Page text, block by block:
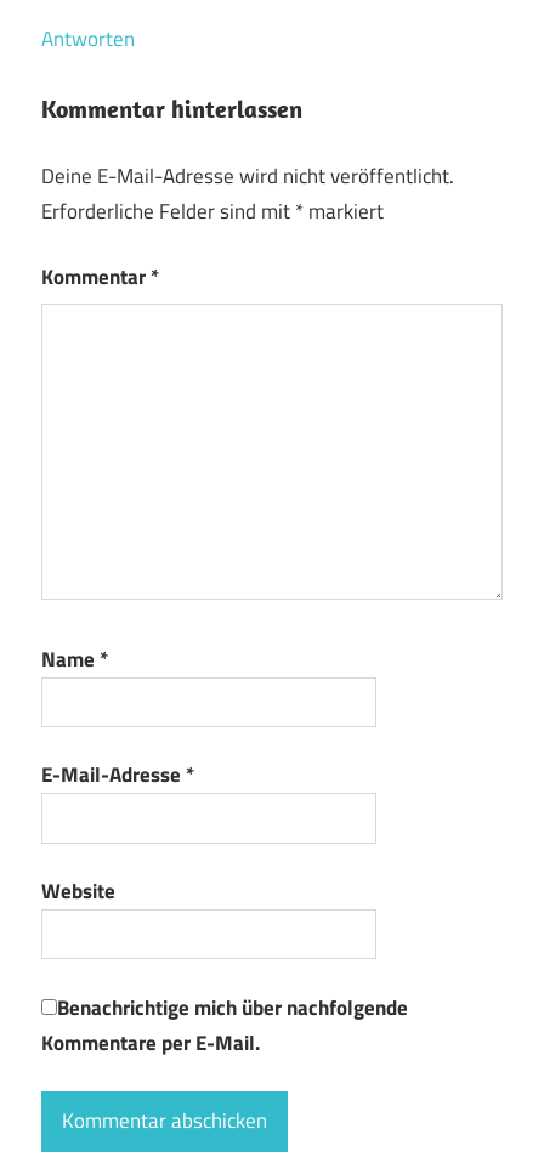
Antworten
Kommentar hinterlassen
Deine E-Mail-Adresse wird nicht veröffentlicht.
Erforderliche Felder sind mit*markiert
Kommentar*
Name *
E-Mail-Adresse *
Website
Benachrichtige mich über nachfolgende
Kommentare per E-Mail.